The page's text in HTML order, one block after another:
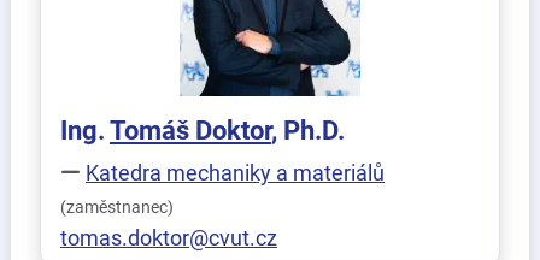
Ing. Tomáš Doktor, Ph.D.
Katedra mechaniky a materiálů
(zaměstnanec)
tomas.doktor@cvut.cz